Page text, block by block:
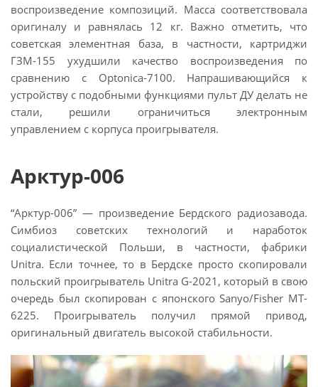
воспроизведение композиций. Масса соответствовала
оригиналу и равнялась 12 кг. Важно отметить, что
советская элементная база, в частности, картриджи
ГЗМ-155 ухудшили качество воспроизведения по
сравнению с Optonica-7100. Напрашивающийся к
устройству с подобными функциями пульт ДУ делать не
стали, решили ограничиться электронным
управлением с корпуса проигрывателя.
Арктур-006
“Арктур-006” — произведение Бердского радиозавода.
Симбиоз советских технологий и наработок
социалистической Польши, в частности, фабрики
Unitra. Если точнее, то в Бердске просто скопировали
польский проигрыватель Unitra G-2021, который в свою
очередь был скопирован с японского Sanyo/Fisher MT-
6225. Проигрыватель получил прямой привод,
оригинальный двигатель высокой стабильности.